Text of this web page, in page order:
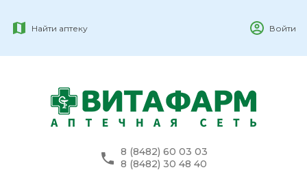
Найти аптеку Войти
8 (8482) 60 03 03
8 (8482) 30 48 40